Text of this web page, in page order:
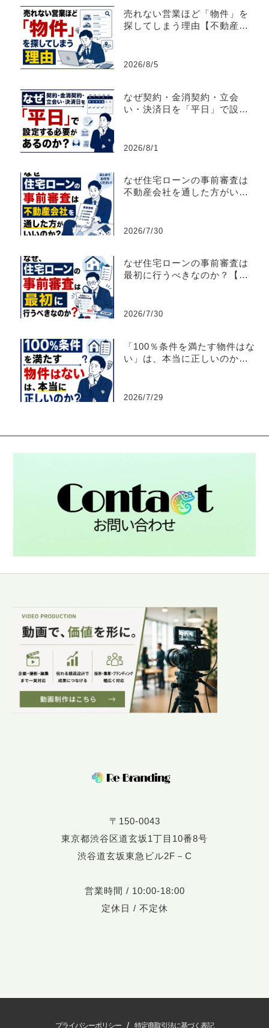
売れない営業ほど「物件」を
探してしまう理由【不動産売
2026/8/5
なぜ契約・金消契約・立会
い・決済日を「平日」で設定
2026/8/1
なぜ住宅ローンの事前審査は
不動産会社を通した方がいい
2026/7/30
なぜ住宅ローンの事前審査は
最初に行うべきなのか？【不
2026/7/30
「100％条件を満たす物件はな
い」は、本当に正しいのか？
2026/7/29
〒150-0043
東京都渋谷区道玄坂1丁目10番8号
渋谷道玄坂東急ビル2F－C
営業時間 / 10:00-18:00
定休日 / 不定休
プライバシーポリシー / 特定商取引法に基づく表記